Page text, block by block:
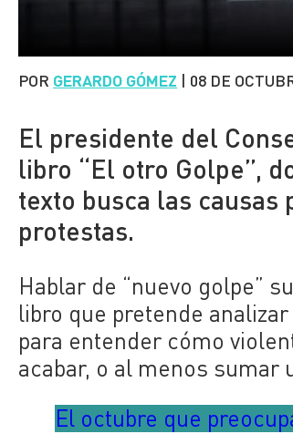
POR GERARDO GÓMEZ | 08 DE
El presidente del
libro “El otro Golpe”,
texto busca las
protestas.
Hablar de “nuevo golpe”
libro que pretende
para entender cómo
acabar, o al menos sumar
El octubre que